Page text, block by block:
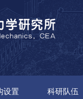
设置 科研队伍